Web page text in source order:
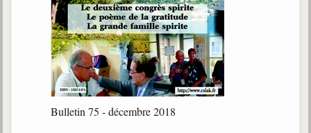
Bulletin 75 - décembre 2018